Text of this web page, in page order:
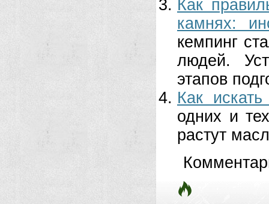
Как
камнях:
кемпинг
людей.
этапов
Как
одних и
растут